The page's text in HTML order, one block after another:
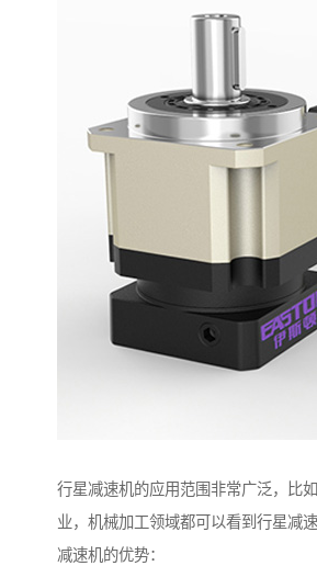
行星减速机的应用范围非常广泛，比
业，机械加工领域都可以看到行星减
减速机的优势：